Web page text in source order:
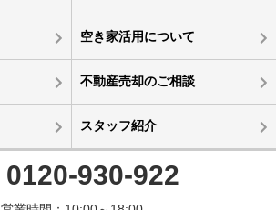
空き家活用について
不動産売却のご相談
スタッフ紹介
0120-930-922